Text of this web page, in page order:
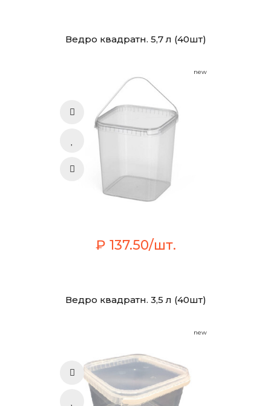
Ведро квадратн. 5,7 л (40шт)
new
₽ 137.50/шт.
Ведро квадратн. 3,5 л (40шт)
new